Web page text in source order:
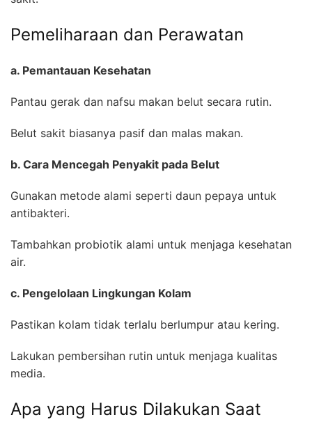
Pemeliharaan dan Perawatan
a. Pemantauan Kesehatan
Pantau gerak dan nafsu makan belut secara rutin.
Belut sakit biasanya pasif dan malas makan.
b. Cara Mencegah Penyakit pada Belut
Gunakan metode alami seperti daun pepaya untuk
antibakteri.
Tambahkan probiotik alami untuk menjaga kesehatan
air.
c. Pengelolaan Lingkungan Kolam
Pastikan kolam tidak terlalu berlumpur atau kering.
Lakukan pembersihan rutin untuk menjaga kualitas
media.
Apa yang Harus Dilakukan Saat